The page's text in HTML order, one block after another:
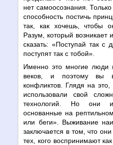
нет самоосознания.
способность постичь
так, как хочешь, чтобы
Разум, который возникает
сказать: «Поступай так с
поступят так с тобой».
Именно это многие люди
веков, и поэтому вы
конфликтов. Глядя на
использовали свой
технологий. Но они
основанные на
или беги». Выживание
заключается в том, что
тех, кого воспринимают